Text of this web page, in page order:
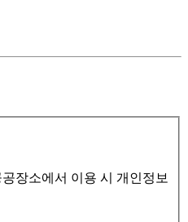
장소에서 이용 시 개인정보